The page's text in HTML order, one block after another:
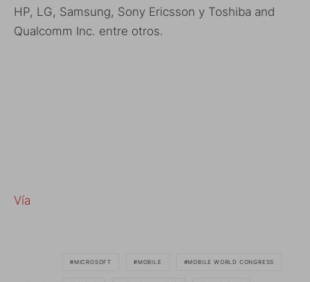
HP, LG, Samsung, Sony Ericsson y Toshiba and
Qualcomm Inc. entre otros.
Vía
MICROSOFT MOBILE MOBILE WORLD CONGRESS